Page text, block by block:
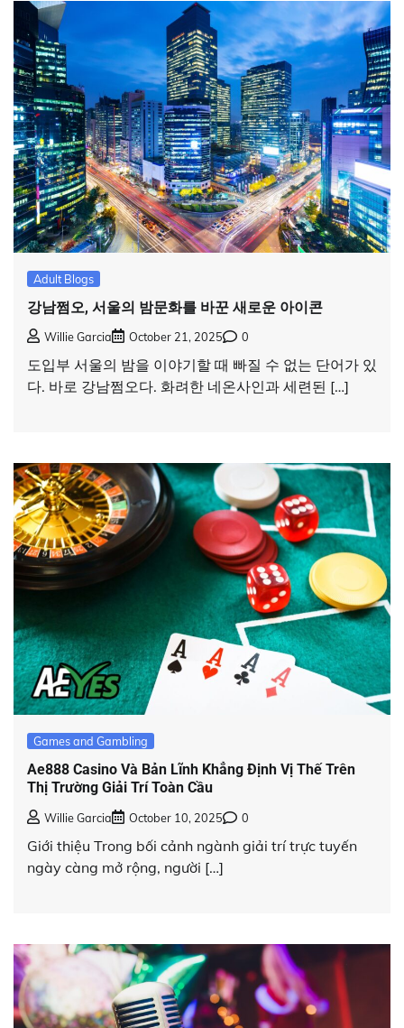
Adult Blogs
강남쩜오, 서울의 밤문화를 바꾼 새로운 아이콘
Willie Garcia October 21, 2025 0
도입부 서울의 밤을 이야기할 때 빠질 수 없는 단어가 있
다. 바로 강남쩜오다. 화려한 네온사인과 세련된 […]
Games and Gambling
Ae888 Casino Và Bản Lĩnh Khẳng Định Vị Thế Trên
Thị Trường Giải Trí Toàn Cầu
Willie Garcia October 10, 2025 0
Giới thiệu Trong bối cảnh ngành giải trí trực tuyến
ngày càng mở rộng, người […]